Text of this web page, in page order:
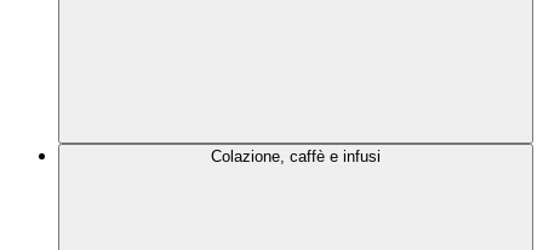
Colazione, caffè e infusi